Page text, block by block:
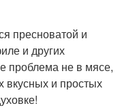
пресноватой и
и других
проблема не в мясе,
вкусных и простых